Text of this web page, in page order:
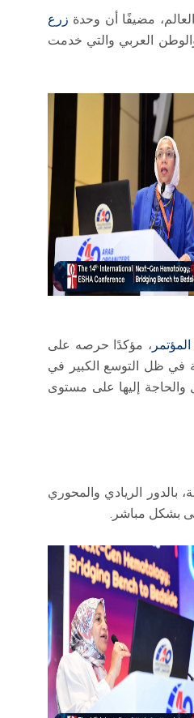
مضيفًا أن وحدة زرع
العربي والتي خدمت
المؤتمر ، مؤكدًا حرصه على
في ظل التوسع الكبير في
والحاجة إليها على مستوى
بالدور الريادي والمحوري
بشكل مباشر.